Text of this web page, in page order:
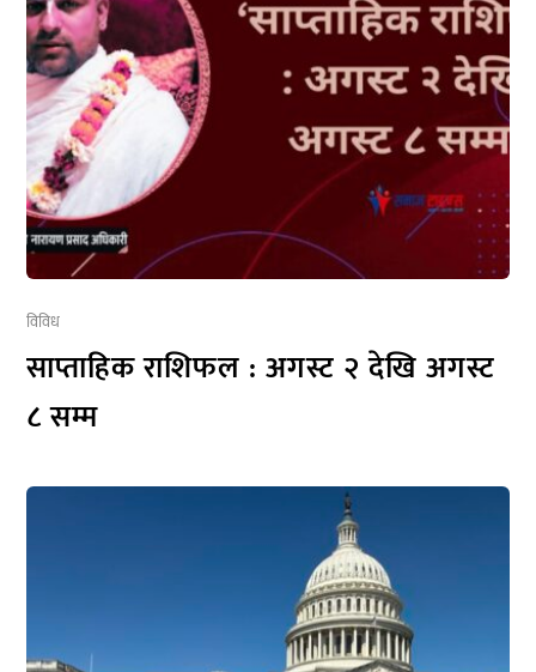
विविध
साप्ताहिक राशिफल : अगस्ट २ देखि अगस्ट
८ सम्म